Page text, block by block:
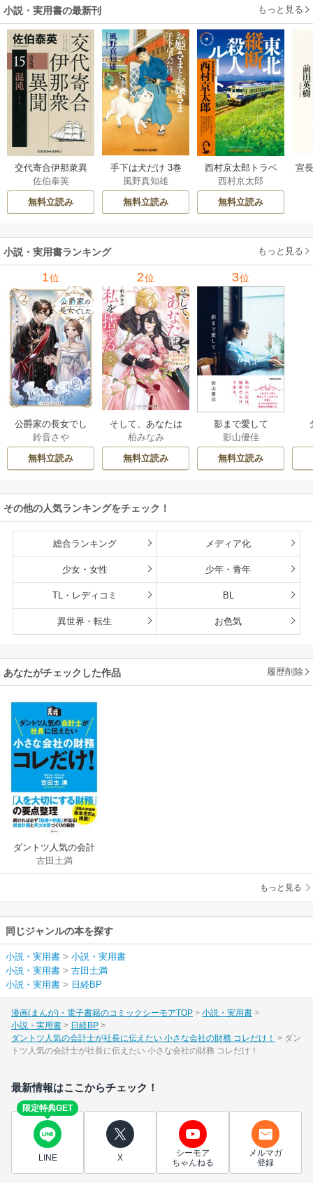
小説・実用書の最新刊 もっと見る
交代寄合伊那衆異
聞 15巻
佐伯泰英
無料立読み
手下は犬だけ 3巻
風野真知雄
無料立読み
西村京太郎トラベ
ルミステリー・セ
レクション 2巻
西村京太郎
無料立読み
宣
小説・実用書ランキング もっと見る
1位
公爵家の長女でし
た
鈴音さや
無料立読み
2位
そして、あなたは
私を捨てる
柏みなみ
無料立読み
3位
影まで愛して
影山優佳
無料立読み
その他の人気ランキングをチェック！
総合ランキング メディア化
少女・女性 少年・青年
TL・レディコミ BL
異世界・転生 お色気
あなたがチェックした作品 履歴削除
ダントツ人気の会計
士が社長に伝えたい
小さな会社の財務 コ
古田土満
もっと見る
同じジャンルの本を探す
小説・実用書 > 小説・実用書
小説・実用書 > 古田土満
小説・実用書 > 日経BP
漫画(まんが)・電子書籍のコミックシーモアTOP
小説・実用書
小説・実用書
日経BP
ダントツ人気の会計士が社長に伝えたい 小さな会社の財務 コレだけ！
ダン
トツ人気の会計士が社長に伝えたい 小さな会社の財務 コレだけ！
最新情報はここからチェック！
限定特典GET
LINE X
シーモア
ちゃんねる
メルマガ
登録